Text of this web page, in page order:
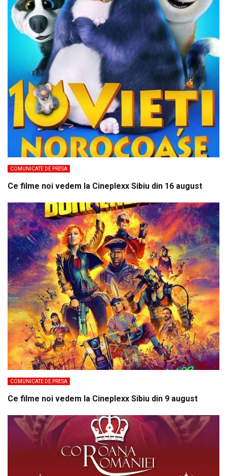
COMUNICATE DE PRESA
Ce filme noi vedem la Cineplexx Sibiu din 16 august
COMUNICATE DE PRESA
Ce filme noi vedem la Cineplexx Sibiu din 9 august